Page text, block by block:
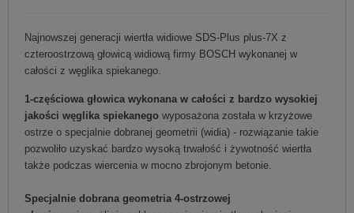
Najnowszej generacji wiertła widiowe SDS-Plus plus-7X z
czteroostrzową głowicą widiową firmy BOSCH wykonanej w
całości z węglika spiekanego.
1-częściowa głowica wykonana w całości z bardzo wysokiej
jakości węglika spiekanego wyposażona została w krzyżowe
ostrze o specjalnie dobranej geometrii (widia) - rozwiązanie takie
pozwoliło uzyskać bardzo wysoką trwałość i żywotność wiertła
także podczas wiercenia w mocno zbrojonym betonie.
Specjalnie dobrana geometria 4-ostrzowej